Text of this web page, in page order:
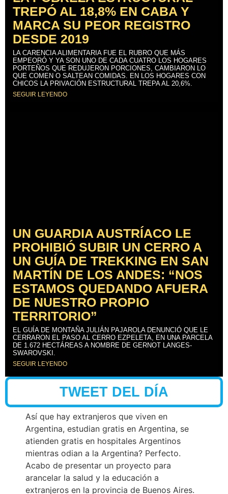
TREPÓ AL 18,8% EN CABA Y
MARCA SU PEOR REGISTRO
DESDE 2019
LA CARENCIA ALIMENTARIA FUE EL RUBRO QUE MÁS
EMPEORÓ Y YA SON UNO DE CADA CUATRO LOS HOGARES
PORTEÑOS QUE REDUJERON PORCIONES, CAMBIARON LO
QUE COMEN O SALTEAN COMIDAS. EN LOS HOGARES CON
CHICOS LA PRIVACIÓN ESTRUCTURAL TREPA AL 20,6%.
SEGUIR LEYENDO
UN GUARDIA AUSTRÍACO LE
PROHIBIÓ SUBIR UN CERRO A
UN GUÍA DE TREKKING EN SAN
MARTÍN DE LOS ANDES: “NOS
ESTAMOS QUEDANDO AFUERA
DE NUESTRO PROPIO
TERRITORIO”
EL GUÍA DE MONTAÑA JULIÁN PAJAROLA DENUNCIÓ QUE LE
CERRARON EL PASO AL CERRO EZPELETA, EN UNA PARCELA
DE 1.672 HECTÁREAS A NOMBRE DE GERNOT LANGES-
SWAROVSKI.
SEGUIR LEYENDO
TWEET DEL DÍA
Así que hay extranjeros que viven en
Argentina, estudian gratis en Argentina, se
atienden gratis en hospitales Argentinos
mientras odian a la Argentina? Perfecto.
Acabo de presentar un proyecto para
arancelar la salud y la educación a
extranjeros en la provincia de Buenos Aires.